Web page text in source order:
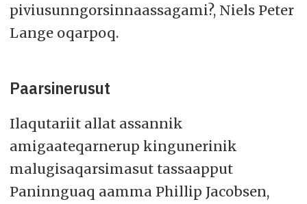
piviusunngorsinnaassagami?, Niels Peter
Lange oqarpoq.
Paarsinerusut
Ilaqutariit allat assannik
amigaateqarnerup kingunerinik
malugisaqarsimasut tassaapput
Paninnguaq aamma Phillip Jacobsen,